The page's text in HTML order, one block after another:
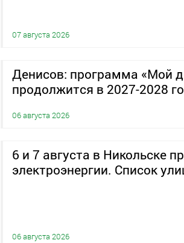
07 августа 2026
Денисов: программа «Мой
продолжится в 2027-2028
06 августа 2026
6 и 7 августа в Никольске
электроэнергии. Список
06 августа 2026